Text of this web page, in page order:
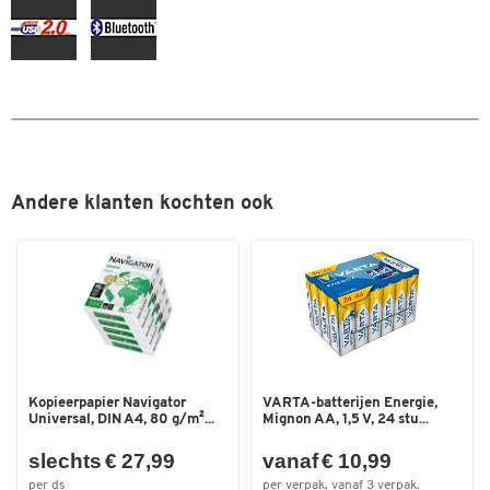
Afmetingen: B 79 x D 120 x H 79 mm.
Gewicht: 135 g
Andere klanten kochten ook
Kopieerpapier Navigator
Universal, DIN A4, 80 g/m²...
slechts € 27,99
per ds
VARTA-batterijen Energie,
Mignon AA, 1,5 V, 24 stu...
vanaf € 10,99
per verpak. vanaf 3 verpak.